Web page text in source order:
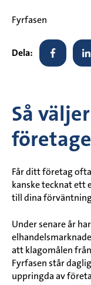
Fyrfasen
Dela:
Så
Får ditt företag
kanske tecknat ett
till dina
Under senare år
att klagomålen
Fyrfasen står
uppringda av